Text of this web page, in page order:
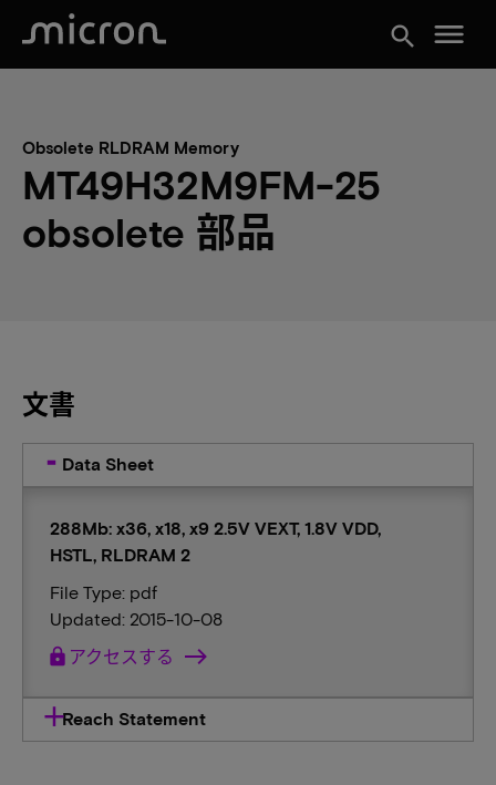
search menu
Obsolete RLDRAM Memory
MT49H32M9FM-25
obsolete 部品
文書
Data Sheet
288Mb: x36, x18, x9 2.5V VEXT, 1.8V VDD,
HSTL, RLDRAM 2
File Type: pdf
Updated: 2015-10-08
lock アクセスする
Reach Statement